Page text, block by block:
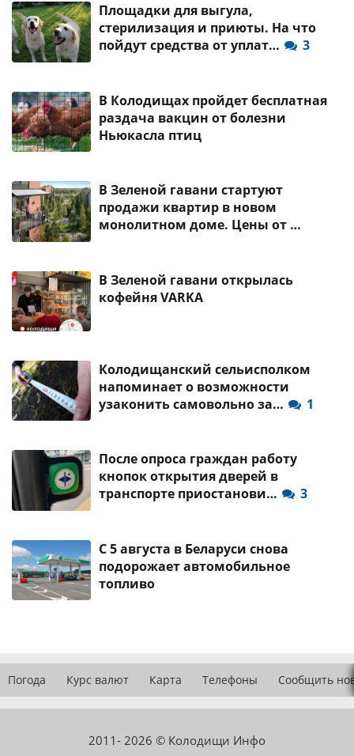
Площадки для выгула,
стерилизация и приюты. На что
пойдут средства от уплат…
3
В Колодищах пройдет бесплатная
раздача вакцин от болезни
Ньюкасла птиц
В Зеленой гавани стартуют
продажи квартир в новом
монолитном доме. Цены от …
В Зеленой гавани открылась
кофейня VARKA
Колодищанский сельисполком
напоминает о возможности
узаконить самовольно за…
1
После опроса граждан работу
кнопок открытия дверей в
транспорте приостанови…
3
С 5 августа в Беларуси снова
подорожает автомобильное
топливо
Погода Курс валют Карта Телефоны Сообщить
2011- 2026 © Колодищи Инфо